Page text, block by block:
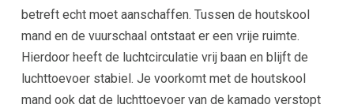
betreft echt moet aanschaffen. Tussen de houtskool
mand en de vuurschaal ontstaat er een vrije ruimte.
Hierdoor heeft de luchtcirculatie vrij baan en blijft de
luchttoevoer stabiel. Je voorkomt met de houtskool
mand ook dat de luchttoevoer van de kamado verstopt